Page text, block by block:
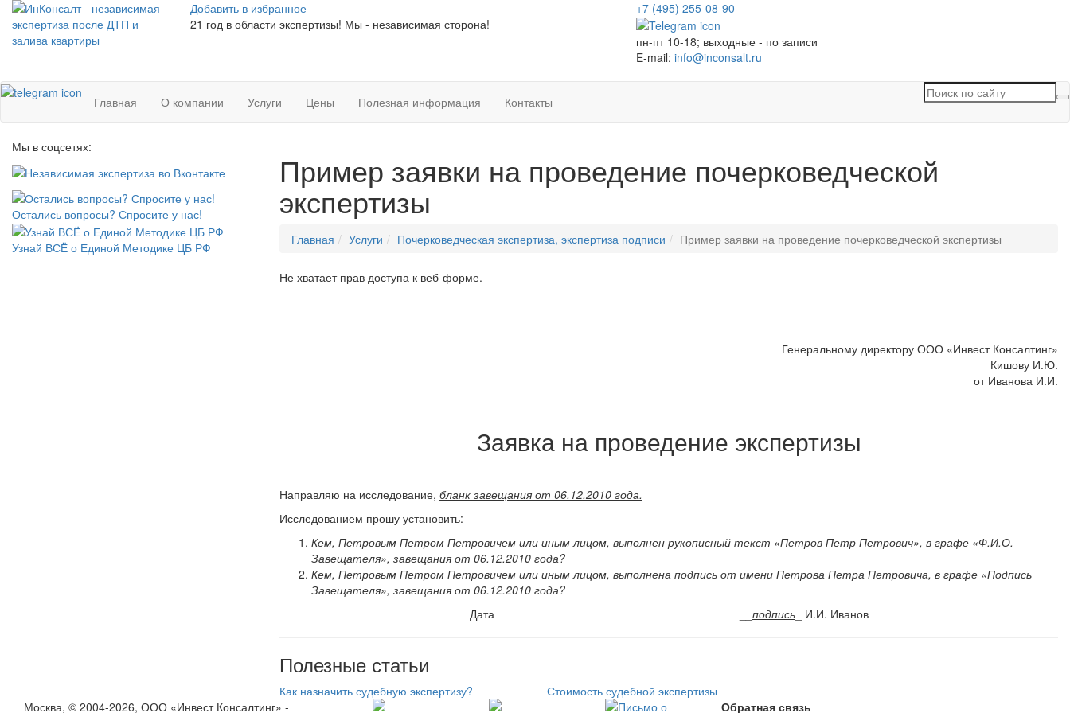
Добавить в избранное
21 год в области экспертизы! Мы - независимая сторона!
+7 (495) 255-08-90
пн-пт 10-18; выходные - по записи
E-mail: info@inconsalt.ru
Главная О компании Услуги Цены Полезная информация Контакты
Пример заявки на проведение почерковедческой
экспертизы
Главная Услуги Почерковедческая экспертиза, экспертиза подписи Пример заявки на проведение почерковедческой экспертизы
Не хватает прав доступа к веб-форме.
Генеральному директору ООО «Инвест Консалтинг»
Кишову И.Ю.
от Иванова И.И.
Заявка на проведение экспертизы
Направляю на исследование, бланк завещания от 06.12.2010 года.
Исследованием прошу установить:
Кем, Петровым Петром Петровичем или иным лицом, выполнен рукописный текст «Петров Петр Петрович», в графе «Ф.И.О.
Завещателя», завещания от 06.12.2010 года?
Кем, Петровым Петром Петровичем или иным лицом, выполнена подпись от имени Петрова Петра Петровича, в графе «Подпись
Завещателя», завещания от 06.12.2010 года?
Дата __ подпись_ И.И. Иванов
Полезные статьи
Как назначить судебную экспертизу? Стоимость судебной экспертизы
Мы в соцсетях:
Остались вопросы? Спросите у нас!
Узнай ВСЁ о Единой Методике ЦБ РФ
Москва, © 2004-2026, ООО «Инвест Консалтинг» - Обратная связь